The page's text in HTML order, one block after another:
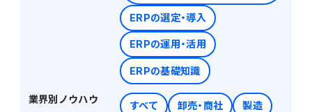
CO₂排出量算定
「CO×COカルテ（ココカルテ）」
人事・給与
素材・素材加工 PROACTIVE Material Process
PROACTIVE Electrical Machinery
ERPの選定・導入
ERPの運用・活用
ERPの基礎知識
業界別ノウハウ
すべて 卸売・商社 製造